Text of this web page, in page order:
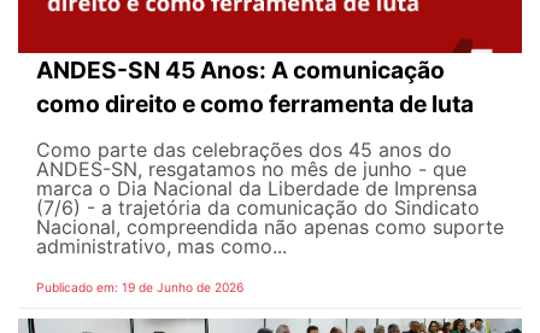
ANDES-SN 45 Anos: A comunicação
como direito e como ferramenta de luta
Como parte das celebrações dos 45 anos do
ANDES-SN, resgatamos no mês de junho - que
marca o Dia Nacional da Liberdade de Imprensa
(7/6) - a trajetória da comunicação do Sindicato
Nacional, compreendida não apenas como suporte
administrativo, mas como...
Publicado em: 19 de Junho de 2026